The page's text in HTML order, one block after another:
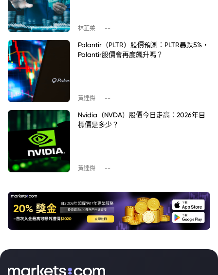
林芷柔 --
Palantir（PLTR）股價預測：PLTR暴跌5%，
Palantir股價會再度飆升嗎？
黃達傑 --
Nvidia（NVDA）股價今日走高：2026年目
標價是多少？
黃達傑 --